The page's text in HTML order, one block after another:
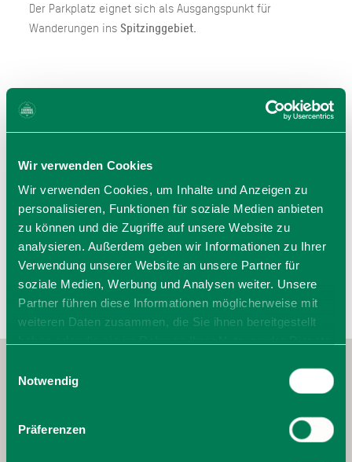
Wir verwenden Cookies
Wir verwenden Cookies, um Inhalte und Anzeigen zu
personalisieren, Funktionen für soziale Medien anbieten
zu können und die Zugriffe auf unsere Website zu
analysieren. Außerdem geben wir Informationen zu Ihrer
Verwendung unserer Website an unsere Partner für
soziale Medien, Werbung und Analysen weiter. Unsere
Partner führen diese Informationen möglicherweise mit
weiteren Daten zusammen, die Sie ihnen bereitgestellt
Cookies, wenn Sie unsere Webseite weiterhin nutzen.
Notwendig
Präferenzen
Der Parkplatz eignet sich als Ausgangspunkt für
Wanderungen ins Spitzinggebiet.
Frei und zeitlich unbegrenzt